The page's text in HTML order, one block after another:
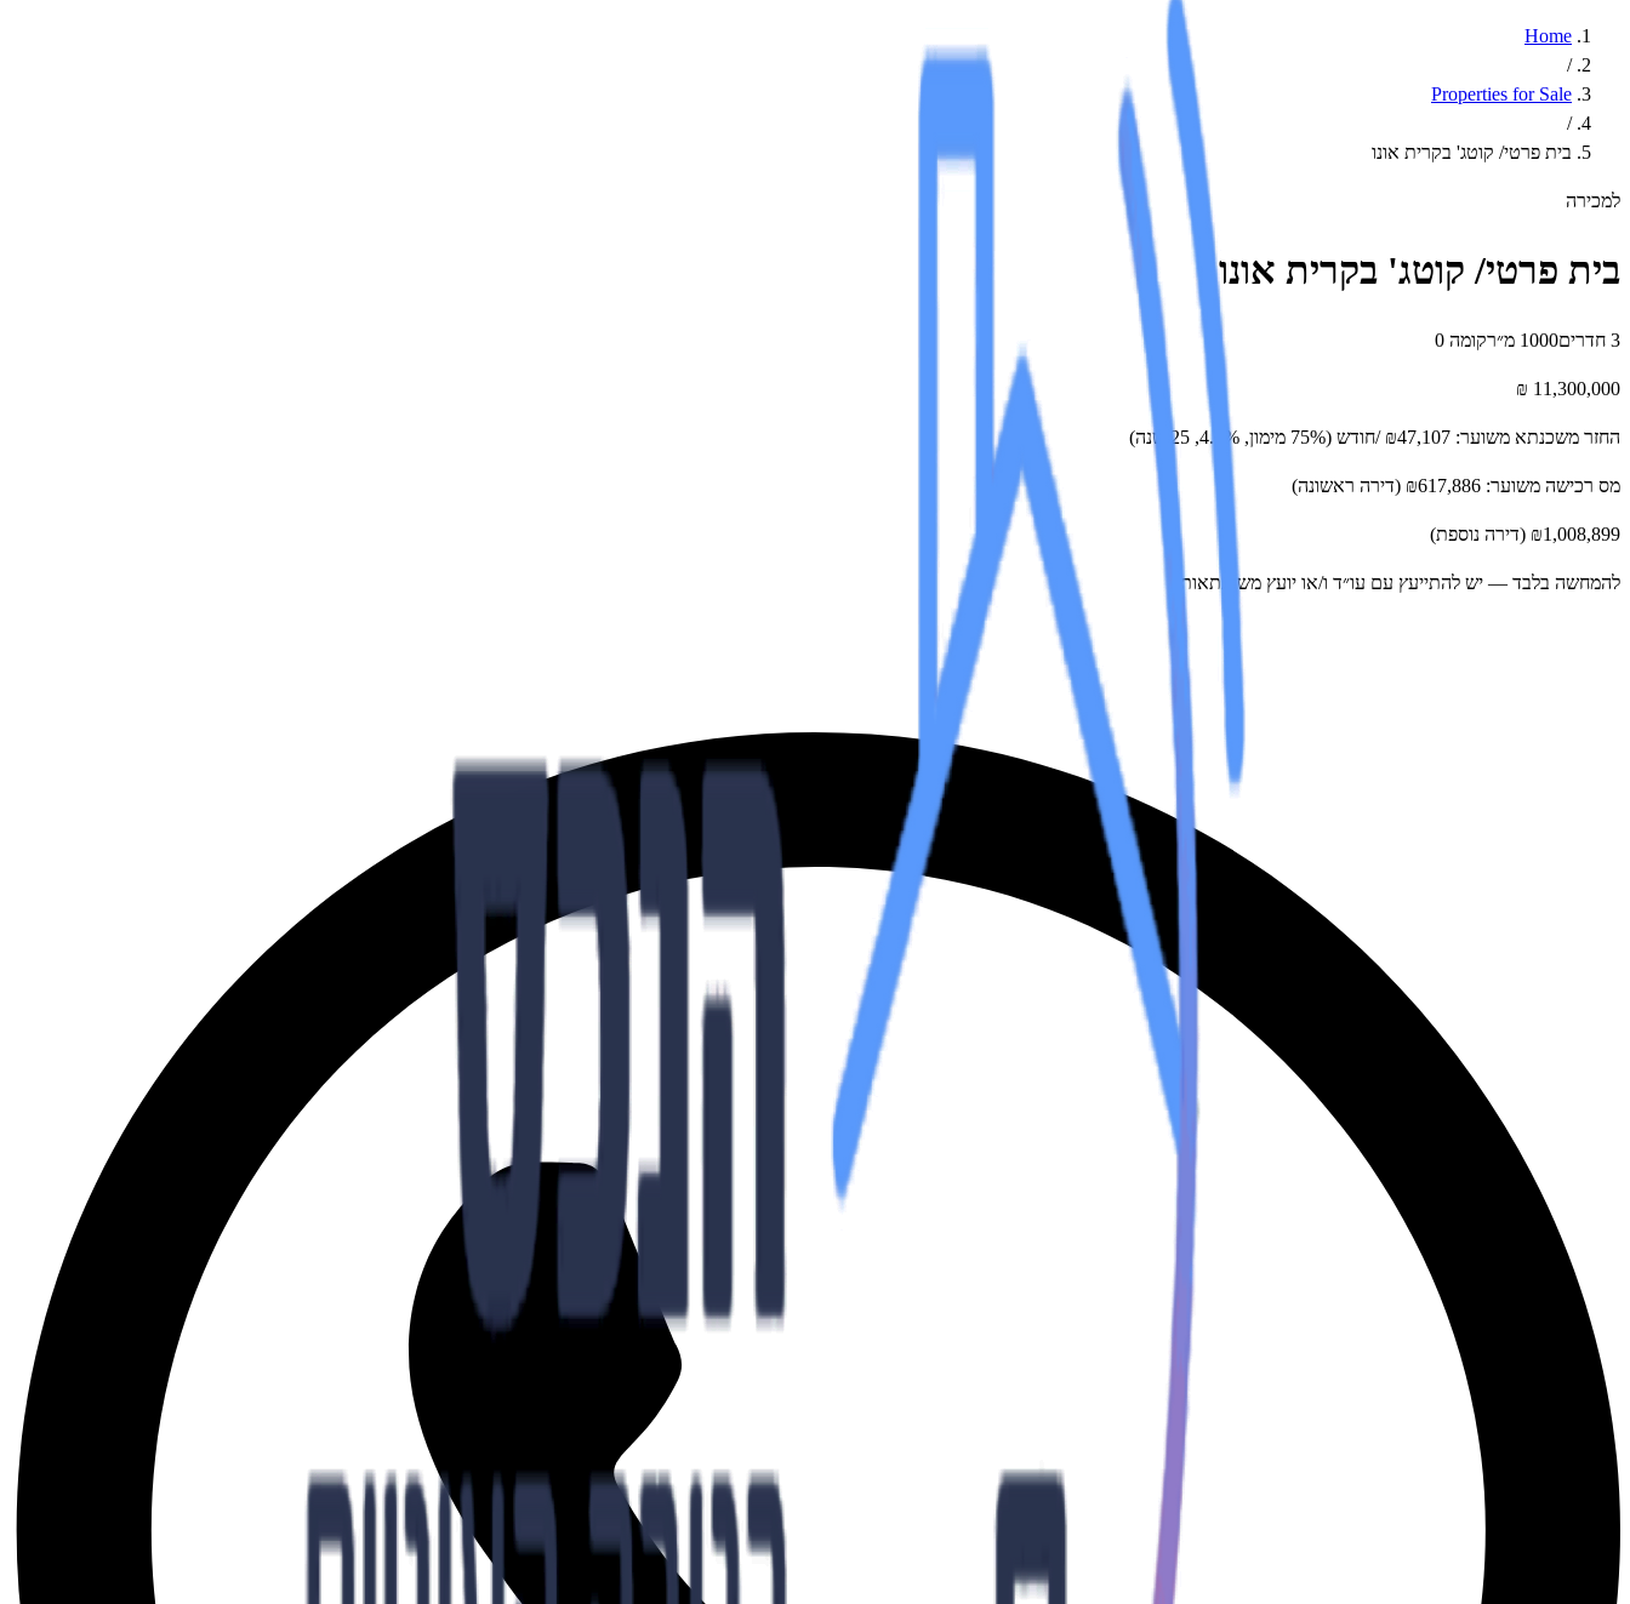
Home
/
Properties for Sale
/
בית פרטי/ קוטג' בקרית אונו
למכירה
בית פרטי/ קוטג' בקרית אונו
3 חדרים 1000 מ״ר קומה 0
11,300,000 ₪
החזר משכנתא משוער: ₪47,107 /חודש (75% מימון, 4.5%, 25 שנה)
מס רכישה משוער: ₪617,886 (דירה ראשונה)
₪1,008,899 (דירה נוספת)
להמחשה בלבד — יש להתייעץ עם עו״ד ו/או יועץ משכנתאות.